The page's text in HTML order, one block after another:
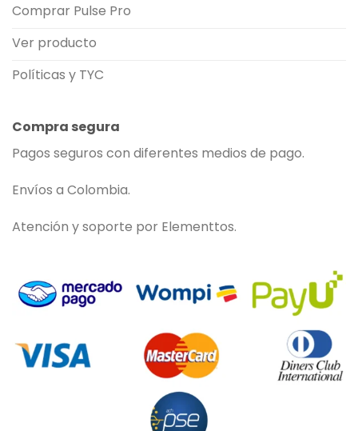
Comprar Pulse Pro
Ver producto
Políticas y TYC
Compra segura
Pagos seguros con diferentes medios de pago.
Envíos a Colombia.
Atención y soporte por Elementtos.